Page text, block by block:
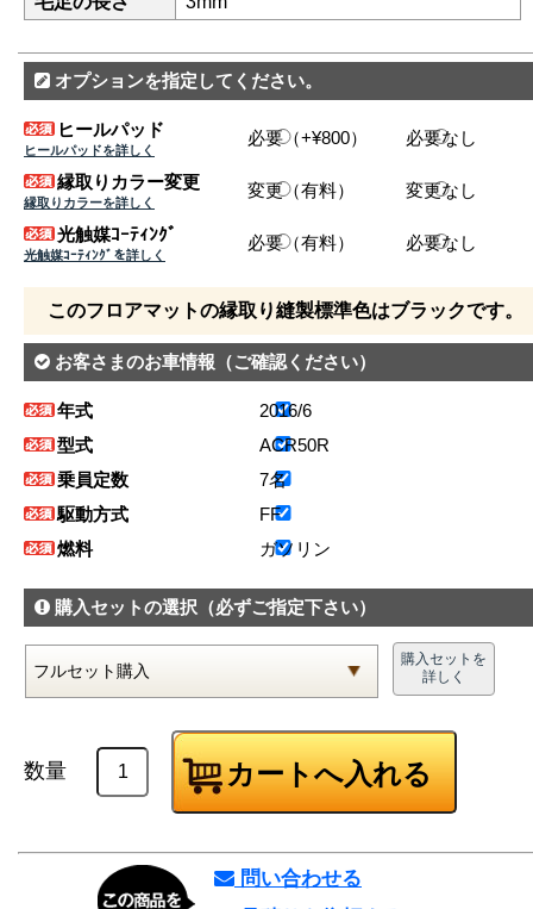
オプションを指定してください。
ヒールパッド
ヒールパッドを詳しく
必要（+¥800） 必要なし
縁取りカラー変更
縁取りカラーを詳しく
変更（有料） 変更なし
光触媒ｺｰﾃｨﾝｸﾞ
光触媒ｺｰﾃｨﾝｸﾞを詳しく
必要（有料） 必要なし
このフロアマットの縁取り縫製標準色はブラックです。
お客さまのお車情報 （ご確認ください）
年式
2016/6
型式
ACR50R
乗員定数
7名
駆動方式
FF
燃料
ガソリン
購入セットの選択 （必ずご指定下さい）
購入セットを
詳しく
数量
問い合わせる